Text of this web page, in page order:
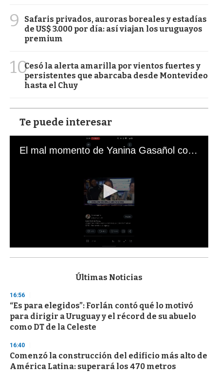
9
Safaris privados, auroras boreales y estadías
de US$ 3.000 por día: así viajan los uruguayos
premium
10Cesó la alerta amarilla por vientos fuertes y
persistentes que abarcaba desde Montevideo
hasta el Chuy
Te puede interesar
El mal momento de Yanina Gasañol con un hincha argentino en "Subrayado"
s
d
s
o
f
3
s
e
c
o
Últimas Noticias
16:56
“Es para elegidos”: Forlán contó qué lo motivó
para dirigir a Uruguay y el récord de su abuelo
como DT de la Celeste
16:40
Comenzó la construcción del edificio más alto de
América Latina: superará los 470 metros